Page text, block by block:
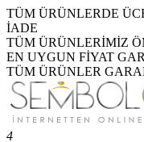
TÜM ÜRÜNLERDE
İADE
TÜM ÜRÜNLERİMİZ
EN UYGUN FİYAT
TÜM ÜRÜNLER
4